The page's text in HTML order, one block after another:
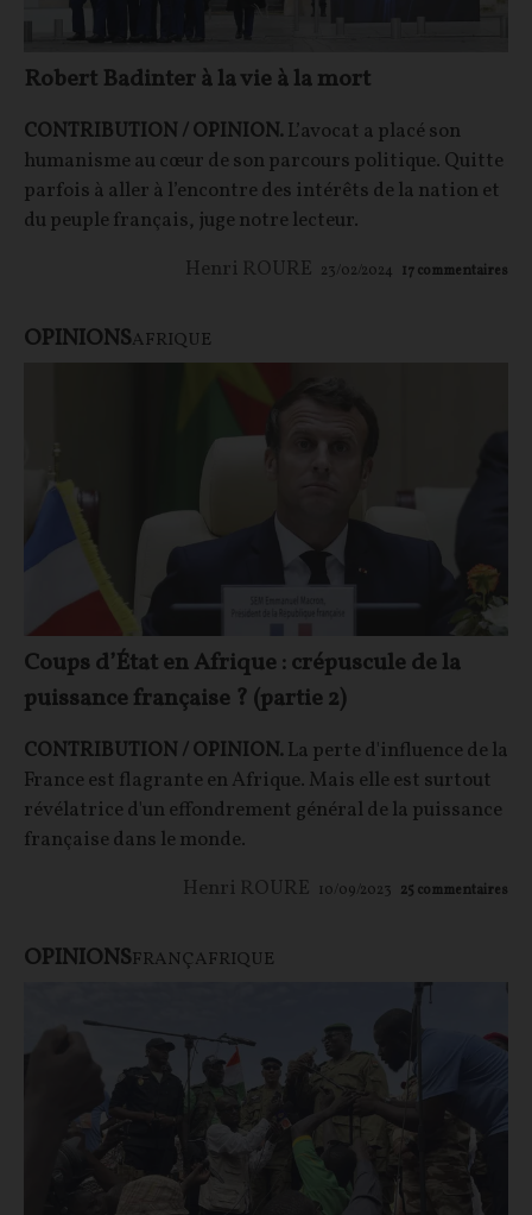
Robert Badinter à la vie à la mort
CONTRIBUTION / OPINION.L’avocat a placé son
humanisme au cœur de son parcours politique. Quitte
parfois à aller à l’encontre des intérêts de la nation et
du peuple français, juge notre lecteur.
Henri ROURE 23/02/2024 17commentaires
OPINIONSAFRIQUE
Coups d’État en Afrique : crépuscule de la
puissance française ? (partie 2)
CONTRIBUTION / OPINION.La perte d'influence de la
France est flagrante en Afrique. Mais elle est surtout
révélatrice d'un effondrement général de la puissance
française dans le monde.
Henri ROURE 10/09/2023 25 commentaires
OPINIONSFRANÇAFRIQUE